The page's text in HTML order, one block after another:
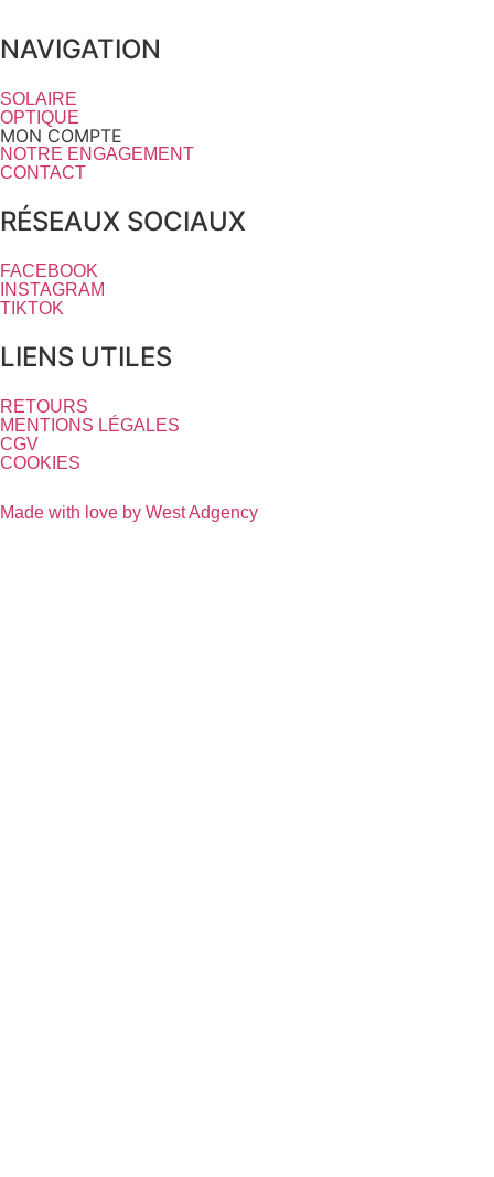
NAVIGATION
SOLAIRE
OPTIQUE
MON COMPTE
NOTRE ENGAGEMENT
CONTACT
RÉSEAUX SOCIAUX
FACEBOOK
INSTAGRAM
TIKTOK
LIENS UTILES
RETOURS
MENTIONS LÉGALES
CGV
COOKIES
Made with love by West Adgency